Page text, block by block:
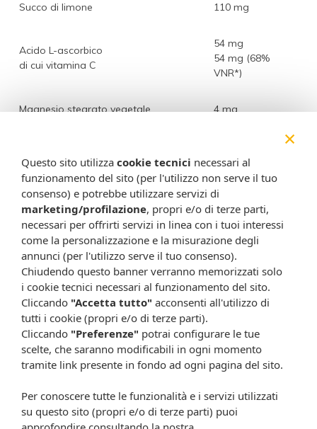
Succo di limone 110 mg
Acido L-ascorbico
di cui vitamina C
54 mg
54 mg (68%
VNR*)
Magnesio stearato vegetale
4 mg
Modalità d'uso
Si consiglia di assumere 1 capsula prima di pranzo e 1
capsula prima di cena.
Avvertenze
Non superare la dose giornaliera raccomandata. Tenere
fuori dalla portata dei bambini di età inferiore a 3 anni. Gli
integratori non vanno intesi come sostituti di una dieta varia
ed equilibrata; il prodotto deve essere impiegato nell'ambito
di una dieta ipocalorica adeguata seguendo uno stile di vita
sano con un buon livello di attività fisica. Se la dieta viene
seguita per periodi prolungati, superiori alle tre settimane, si
consiglia di sentire il parere del medico. Non consumare un
quantitativo giornaliero pari o superiore a 800 mg di
epigallocatechine-3-gallato. Non deve essere assunto dalle
anni. Non deve essere consumato a stomaco vuoto.
×
Questo sito utilizza cookie tecnici necessari al
funzionamento del sito (per l'utilizzo non serve il tuo
consenso) e potrebbe utilizzare servizi di
marketing/profilazione, propri e/o di terze parti,
necessari per offrirti servizi in linea con i tuoi interessi
come la personalizzazione e la misurazione degli
annunci (per l'utilizzo serve il tuo consenso).
Chiudendo questo banner verranno memorizzati solo
i cookie tecnici necessari al funzionamento del sito.
Cliccando "Accetta tutto" acconsenti all'utilizzo di
tutti i cookie (propri e/o di terze parti).
Cliccando "Preferenze" potrai configurare le tue
scelte, che saranno modificabili in ogni momento
tramite link presente in fondo ad ogni pagina del sito.
Per conoscere tutte le funzionalità e i servizi utilizzati
su questo sito (propri e/o di terze parti) puoi